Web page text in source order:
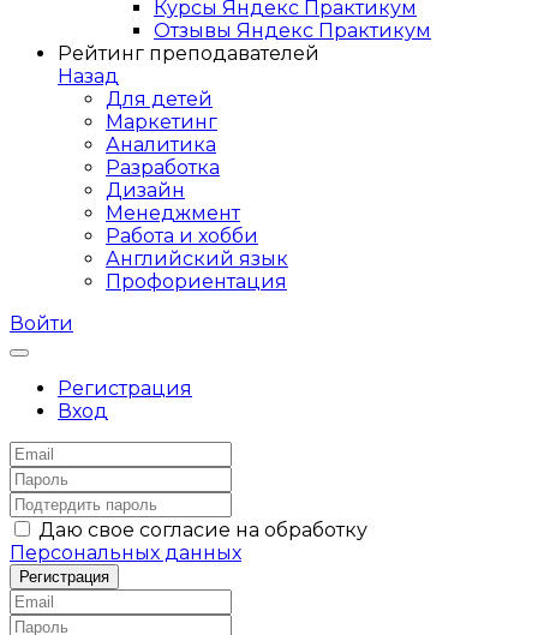
Курсы Яндекс Практикум
Отзывы Яндекс Практикум
Рейтинг преподавателей
Назад
Для детей
Маркетинг
Аналитика
Разработка
Дизайн
Менеджмент
Работа и хобби
Английский язык
Профориентация
Войти
Регистрация
Вход
Даю свое согласие на обработку
Персональных данных